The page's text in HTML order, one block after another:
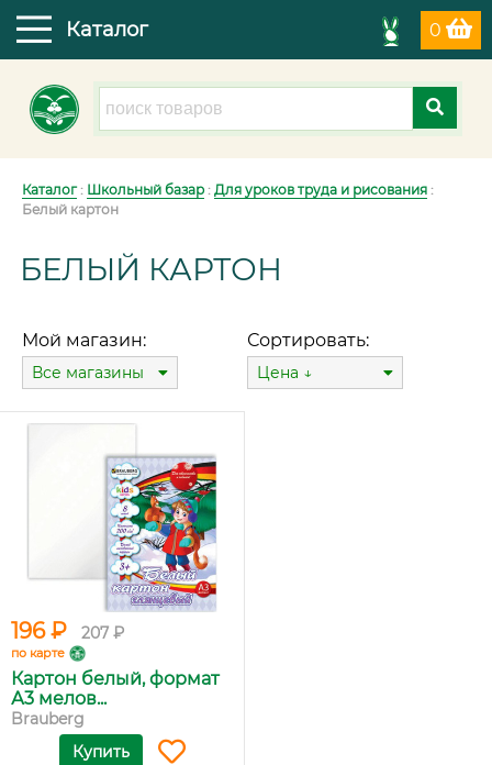
0
Каталог
Каталог: Школьный базар : Для уроков труда и рисования :
Белый картон
БЕЛЫЙ КАРТОН
Мой магазин:
Все магазины
Сортировать:
Цена ↓
196 ₽ 207 ₽
по карте
Картон белый, формат
А3 мелов...
Brauberg
Купить